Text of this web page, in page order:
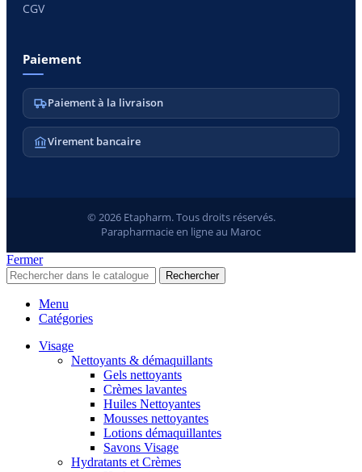
CGV
Paiement
Paiement à la livraison
Virement bancaire
© 2026 Etapharm. Tous droits réservés.
Parapharmacie en ligne au Maroc
Fermer
Rechercher
Menu
Catégories
Visage
Nettoyants & démaquillants
Gels nettoyants
Crèmes lavantes
Huiles Nettoyantes
Mousses nettoyantes
Lotions démaquillantes
Savons Visage
Hydratants et Crèmes